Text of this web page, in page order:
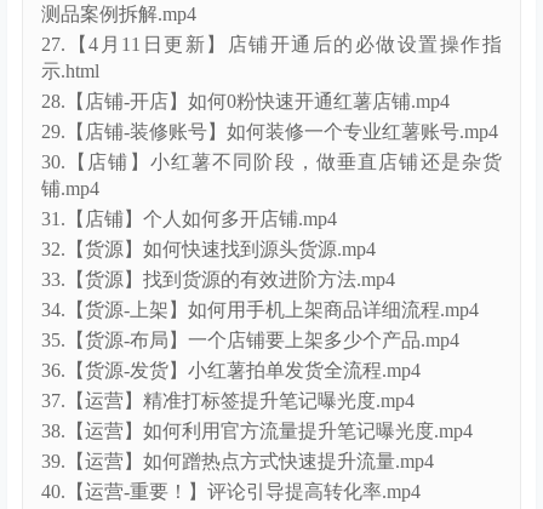
测品案例拆解.mp4
27.【4月11日更新】店铺开通后的必做设置操作指
示.html
28.【店铺-开店】如何0粉快速开通红薯店铺.mp4
29.【店铺-装修账号】如何装修一个专业红薯账号.mp4
30.【店铺】小红薯不同阶段，做垂直店铺还是杂货
铺.mp4
31.【店铺】个人如何多开店铺.mp4
32.【货源】如何快速找到源头货源.mp4
33.【货源】找到货源的有效进阶方法.mp4
34.【货源-上架】如何用手机上架商品详细流程.mp4
35.【货源-布局】一个店铺要上架多少个产品.mp4
36.【货源-发货】小红薯拍单发货全流程.mp4
37.【运营】精准打标签提升笔记曝光度.mp4
38.【运营】如何利用官方流量提升笔记曝光度.mp4
39.【运营】如何蹭热点方式快速提升流量.mp4
40.【运营-重要！】评论引导提高转化率.mp4